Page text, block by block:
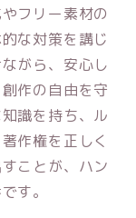
フリー素材の
な対策を講じ
がら、安心し
作の自由を守
識を持ち、ル
作権を正しく
ことが、ハン
す。